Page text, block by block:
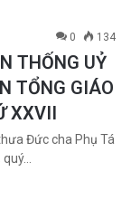
0 134
THỐNG UỶ
TỔNG GIÁO
XXVII
Đức cha Phụ Tá
quý…